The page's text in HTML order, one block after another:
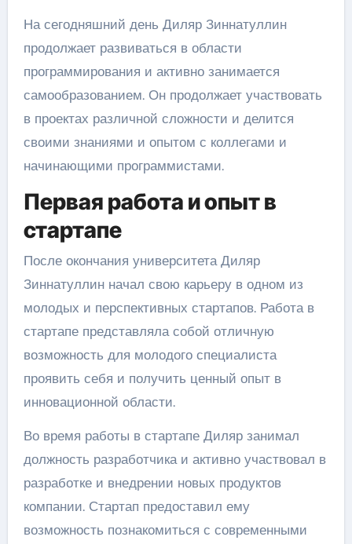
На сегодняшний день Диляр Зиннатуллин
продолжает развиваться в области
программирования и активно занимается
самообразованием. Он продолжает участвовать
в проектах различной сложности и делится
своими знаниями и опытом с коллегами и
начинающими программистами.
Первая работа и опыт в
стартапе
После окончания университета Диляр
Зиннатуллин начал свою карьеру в одном из
молодых и перспективных стартапов. Работа в
стартапе представляла собой отличную
возможность для молодого специалиста
проявить себя и получить ценный опыт в
инновационной области.
Во время работы в стартапе Диляр занимал
должность разработчика и активно участвовал в
разработке и внедрении новых продуктов
компании. Стартап предоставил ему
возможность познакомиться с современными